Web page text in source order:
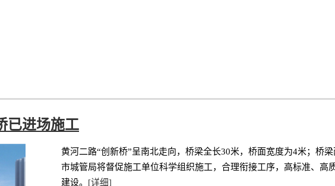
已进场施工
黄河二路“创新桥”呈南北走向，桥梁全长30米，桥面宽度为4米；桥
市城管局将督促施工单位科学组织施工，合理衔接工序，高标准、高
建设。 [详细]